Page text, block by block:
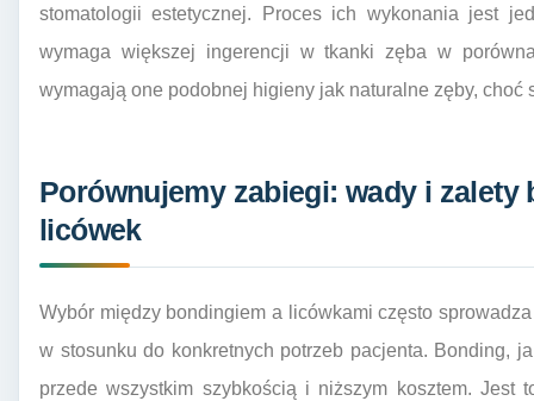
stomatologii estetycznej. Proces ich wykonania jest
wymaga większej ingerencji w tkanki zęba w
wymagają one podobnej higieny jak naturalne zęby, choć
Porównujemy zabiegi: wady i zalety
licówek
Wybór między bondingiem a licówkami często
w stosunku do konkretnych potrzeb pacjenta. Bonding,
przede wszystkim szybkością i niższym kosztem. Jest